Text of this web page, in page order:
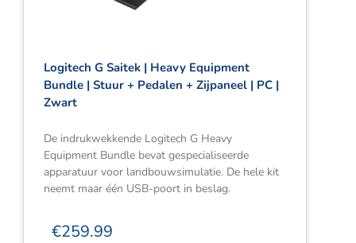
Logitech G Saitek | Heavy Equipment
Bundle | Stuur + Pedalen + Zijpaneel | PC |
Zwart
De indrukwekkende Logitech G Heavy
Equipment Bundle bevat gespecialiseerde
apparatuur voor landbouwsimulatie. De hele kit
neemt maar één USB-poort in beslag.
€259.99